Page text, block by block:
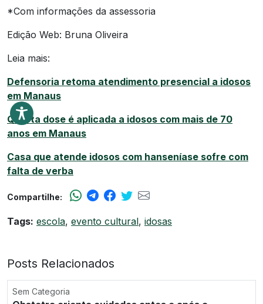
*Com informações da assessoria
Edição Web: Bruna Oliveira
Leia mais:
Defensoria retoma atendimento presencial a idosos
em Manaus
Quarta dose é aplicada a idosos com mais de 70
anos em Manaus
Casa que atende idosos com hanseníase sofre com
falta de verba
Compartilhe:
Tags: escola, evento cultural, idosas
Posts Relacionados
Sem Categoria